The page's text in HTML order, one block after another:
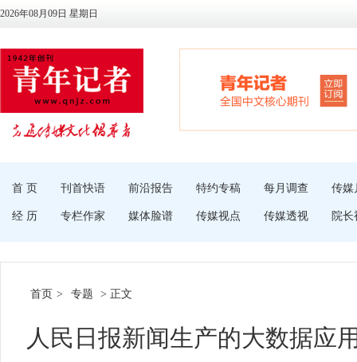
2026年08月09日 星期日
首 页 刊首快语 前沿报告 特约专稿 每月调查 传媒
经 历 专栏作家 媒体脸谱 传媒视点 传媒透视 院长
首页 > 专题 > 正文
人民日报新闻生产的大数据应